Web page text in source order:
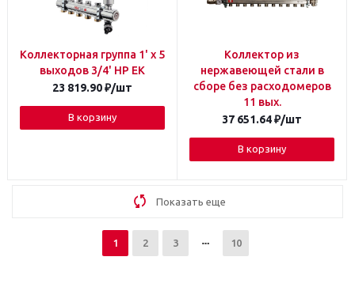
Коллекторная группа 1' х 5
выходов 3/4' НР EK
23 819.90₽/шт
В корзину
Коллектор из
нержавеющей стали в
сборе без расходомеров
11 вых.
37 651.64₽/шт
В корзину
Показать еще
1 2 3 10